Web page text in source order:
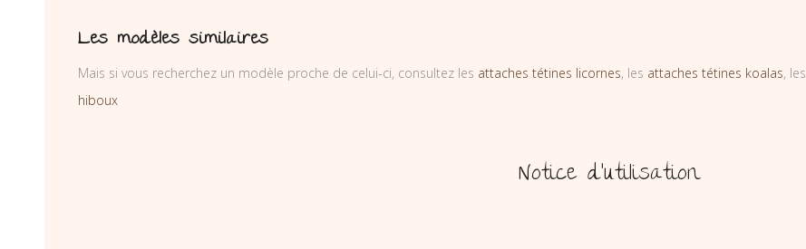
Les modèles similaires
Mais si vous recherchez un modèle proche de celui-ci, consultez les attaches tétines licornes, les attaches tétines koalas, les
hiboux
Notice d’utilisation